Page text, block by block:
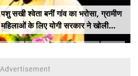
पशु सखी श्वेता बनीं गांव का भरोसा, ग्रामीण
महिलाओं के लिए योगी सरकार ने खोली
आत्मनिर्भरता की राह